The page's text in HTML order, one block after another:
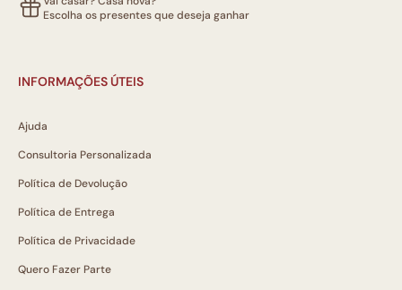
Escolha os presentes que deseja ganhar
INFORMAÇÕES ÚTEIS
Ajuda
Consultoria Personalizada
Política de Devolução
Política de Entrega
Política de Privacidade
Quero Fazer Parte